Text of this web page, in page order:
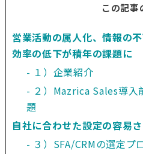
この記事
営業活動の属人化、情報の
効率の低下が積年の課題に
１）企業紹介
２）Mazrica Sales導入
題
自社に合わせた設定の容易
３）SFA/CRMの選定プ